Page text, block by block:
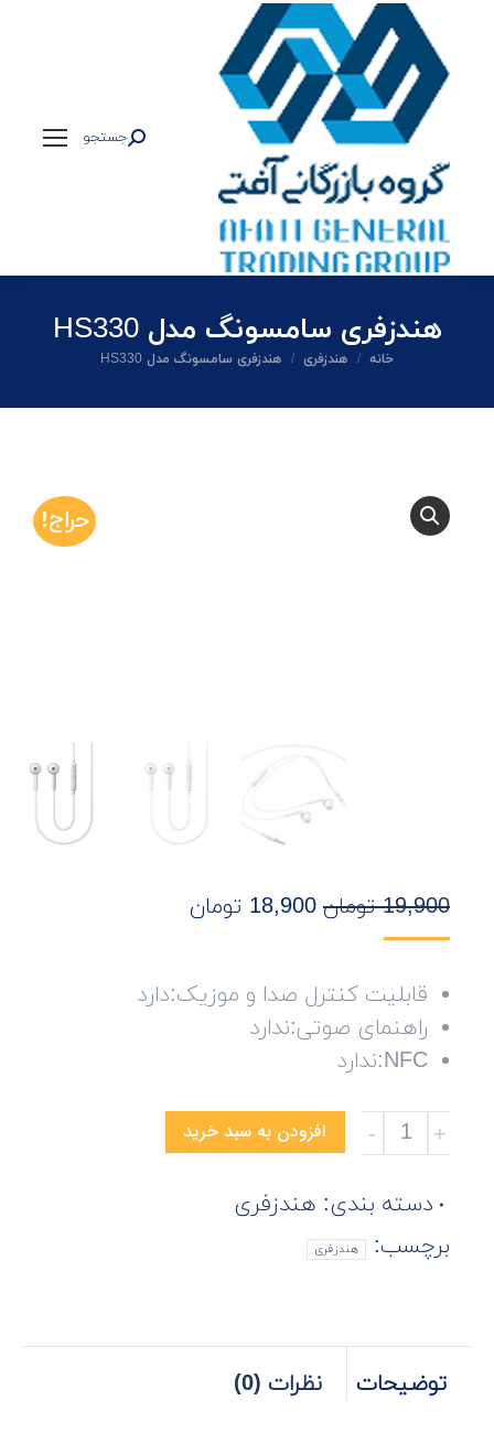
جستجو:
جستجو
هندزفری سامسونگ مدل HS330
شما اینجا هستید:
خانه هندزفری هندزفری سامسونگ مدل HS330
حراج!
19,900 تومان 18,900 تومان
قابلیت کنترل صدا و موزیک:دارد
راهنمای صوتی:ندارد
NFC:ندارد
هندزفری
سامسونگ
مدل
تعداد
افزودن به سبد خرید
دسته بندی: هندزفری
برچسب:
هندزفری
توضیحات نظرات (0)